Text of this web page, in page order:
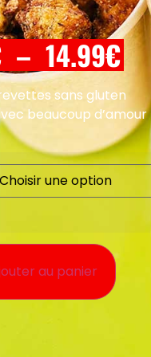
– 14.99€
sans gluten
beaucoup d’amour
au panier